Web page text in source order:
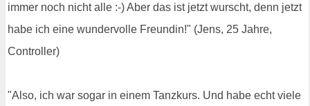
immer noch nicht alle :-) Aber das ist jetzt wurscht, denn jetzt
habe ich eine wundervolle Freundin!" (Jens, 25 Jahre,
Controller)
"Also, ich war sogar in einem Tanzkurs. Und habe echt viele